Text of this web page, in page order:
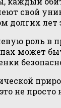
свой
долгих
роль в
может
не